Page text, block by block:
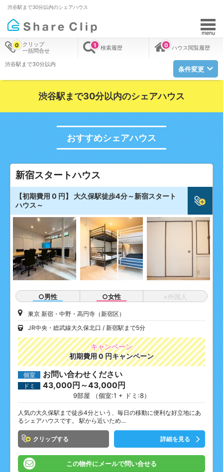
渋谷駅まで30分以内のシェアハウス
menu
クリップ
一括問合せ
0 検索履歴
1 ハウス閲覧履歴
0
渋谷駅まで30分以内
条件変更
渋谷駅まで30分以内のシェアハウス
おすすめシェアハウス
新宿スタートハウス
【初期費用 0 円】 大久保駅徒歩4分～新宿スタート
ハウス～
○男性 ○女性 ×外国人
東京 新宿・中野・高円寺（新宿区）
JR中央・総武線大久保北口
新宿駅まで5分
キャンペーン
初期費用 0 円キャンペーン
個室 お問い合わせください
ドミ 43,000円～43,000円
9部屋 （個室:1 + ドミ:8）
人気の大久保駅まで徒歩4分という、毎日の移動に便利な好立地にあ
るシェアハウスです。 駅から近いため…
クリップ 詳細を見る
この物件にメールで問い合せる